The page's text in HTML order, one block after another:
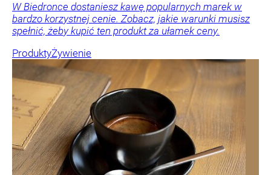
W Biedronce dostaniesz kawę popularnych marek w
bardzo korzystnej cenie. Zobacz, jakie warunki musisz
spełnić, żeby kupić ten produkt za ułamek ceny.
ProduktyŻywienie